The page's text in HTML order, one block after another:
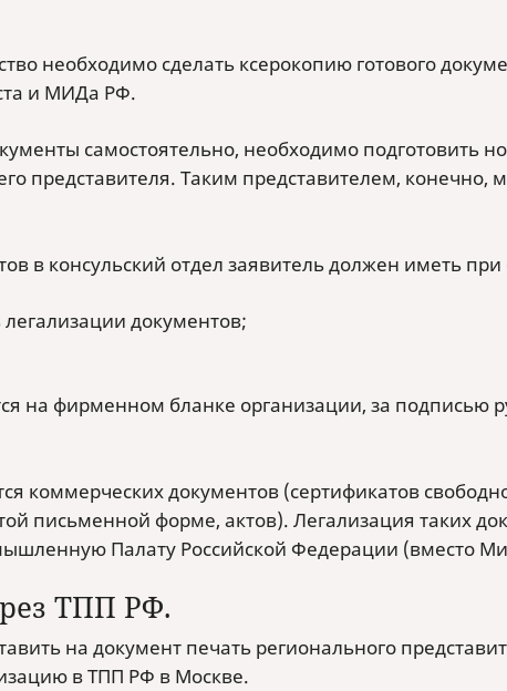
необходимо сделать ксерокопию готового
и МИДа РФ.
самостоятельно, необходимо подготовить
представителя. Таким представителем, конечно,
в консульский отдел заявитель должен иметь при
документов;
на фирменном бланке организации, за подписью
коммерческих документов (сертификатов
письменной форме, актов). Легализация таких
Палату Российской Федерации (вместо
ТПП РФ.
на документ печать регионального
в ТПП РФ в Москве.